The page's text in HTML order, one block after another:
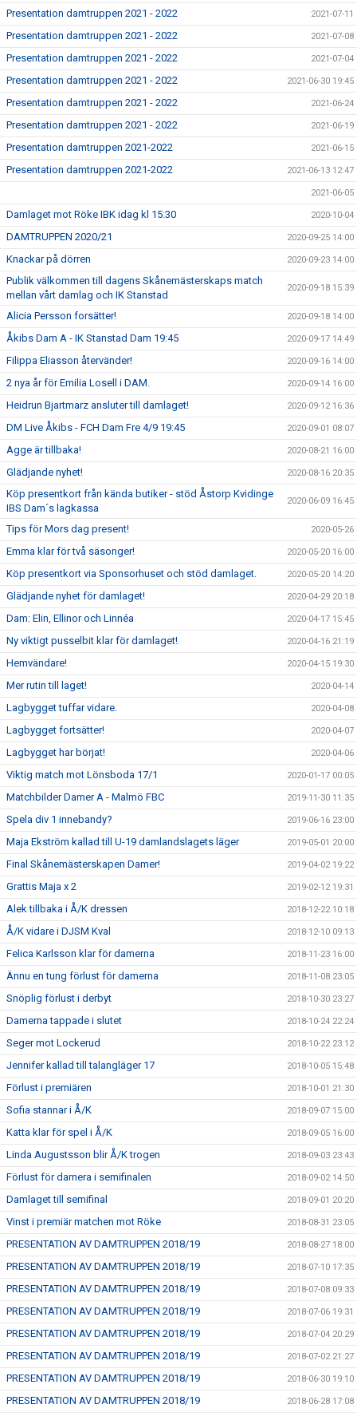
Presentation damtruppen 2021 - 2022 2021-07-11
Presentation damtruppen 2021 - 2022 2021-07-08
Presentation damtruppen 2021 - 2022 2021-07-04
Presentation damtruppen 2021 - 2022 2021-06-30 19:45
Presentation damtruppen 2021 - 2022 2021-06-24
Presentation damtruppen 2021 - 2022 2021-06-19
Presentation damtruppen 2021-2022 2021-06-15
Presentation damtruppen 2021-2022 2021-06-13 12:47
2021-06-05
Damlaget mot Röke IBK idag kl 15:30 2020-10-04
DAMTRUPPEN 2020/21 2020-09-25 14:00
Knackar på dörren 2020-09-23 14:00
Publik välkommen till dagens Skånemästerskaps match
mellan vårt damlag och IK Stanstad
2020-09-18 15:39
Alicia Persson forsätter! 2020-09-18 14:00
Åkibs Dam A - IK Stanstad Dam 19:45 2020-09-17 14:49
Filippa Eliasson återvänder! 2020-09-16 14:00
2 nya år för Emilia Losell i DAM. 2020-09-14 16:00
Heidrun Bjartmarz ansluter till damlaget! 2020-09-12 16:36
DM Live Åkibs - FCH Dam Fre 4/9 19:45 2020-09-01 08:07
Agge är tillbaka! 2020-08-21 16:00
Glädjande nyhet! 2020-08-16 20:35
Köp presentkort från kända butiker - stöd Åstorp Kvidinge
IBS Dam´s lagkassa
2020-06-09 16:45
Tips för Mors dag present! 2020-05-26
Emma klar för två säsonger! 2020-05-20 16:00
Köp presentkort via Sponsorhuset och stöd damlaget. 2020-05-20 14:20
Glädjande nyhet för damlaget! 2020-04-29 20:18
Dam: Elin, Ellinor och Linnéa 2020-04-17 15:45
Ny viktigt pusselbit klar för damlaget! 2020-04-16 21:19
Hemvändare! 2020-04-15 19:30
Mer rutin till laget! 2020-04-14
Lagbygget tuffar vidare. 2020-04-08
Lagbygget fortsätter! 2020-04-07
Lagbygget har börjat! 2020-04-06
Viktig match mot Lönsboda 17/1 2020-01-17 00:05
Matchbilder Damer A - Malmö FBC 2019-11-30 11:35
Spela div 1 innebandy? 2019-06-16 23:00
Maja Ekström kallad till U-19 damlandslagets läger 2019-05-01 20:00
Final Skånemästerskapen Damer! 2019-04-02 19:22
Grattis Maja x 2 2019-02-12 19:31
Alek tillbaka i Å/K dressen 2018-12-22 10:18
Å/K vidare i DJSM Kval 2018-12-10 09:13
Felica Karlsson klar för damerna 2018-11-23 16:00
Ännu en tung förlust för damerna 2018-11-08 23:05
Snöplig förlust i derbyt 2018-10-30 23:27
Damerna tappade i slutet 2018-10-24 22:24
Seger mot Lockerud 2018-10-22 23:12
Jennifer kallad till talangläger 17 2018-10-05 15:48
Förlust i premiären 2018-10-01 21:30
Sofia stannar i Å/K 2018-09-07 15:00
Katta klar för spel i Å/K 2018-09-05 16:00
Linda Augustsson blir Å/K trogen 2018-09-03 23:43
Förlust för damera i semifinalen 2018-09-02 14:50
Damlaget till semifinal 2018-09-01 20:20
Vinst i premiär matchen mot Röke 2018-08-31 23:05
PRESENTATION AV DAMTRUPPEN 2018/19 2018-08-27 18:00
PRESENTATION AV DAMTRUPPEN 2018/19 2018-07-10 17:35
PRESENTATION AV DAMTRUPPEN 2018/19 2018-07-08 09:33
PRESENTATION AV DAMTRUPPEN 2018/19 2018-07-06 19:31
PRESENTATION AV DAMTRUPPEN 2018/19 2018-07-04 20:29
PRESENTATION AV DAMTRUPPEN 2018/19 2018-07-02 21:27
PRESENTATION AV DAMTRUPPEN 2018/19 2018-06-30 19:10
PRESENTATION AV DAMTRUPPEN 2018/19 2018-06-28 17:08